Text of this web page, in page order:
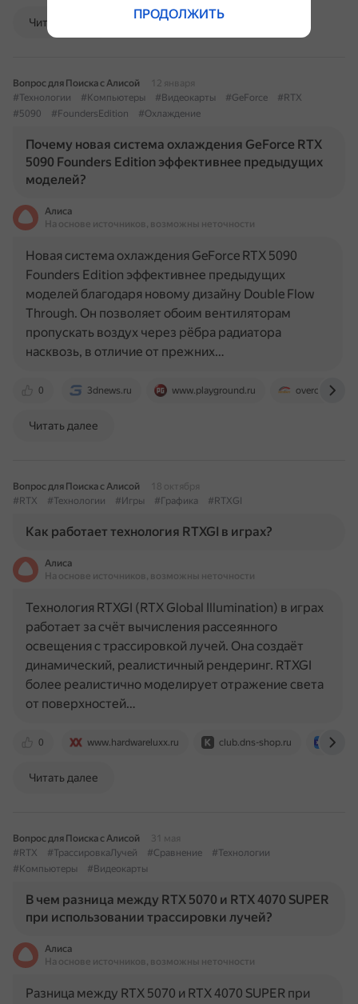
Читать далее
Вопрос для Поиска с Алисой
12 января
#Технологии
#Компьютеры #Видеокарты #GeForce
#RTX
#5090
#FoundersEdition #Охлаждение
Почему новая система охлаждения GeForce RTX
5090 Founders Edition эффективнее предыдущих
моделей?
Алиса
На основе источников, возможны неточности
0 3dnews.ru www.playground.ru
Новая система охлаждения GeForce RTX 5090
Founders Edition эффективнее предыдущих
моделей благодаря новому дизайну Double Flow
Through. Он позволяет обоим вентиляторам
пропускать воздух через рёбра радиатора
насквозь, в отличие от прежних…
Читать далее
Вопрос для Поиска с Алисой
18 октября
#RTX
#Технологии #Игры #Графика #RTXGI
Как работает технология RTXGI в играх?
Алиса
На основе источников, возможны неточности
0 www.hardwareluxx.ru club.dns-shop.ru
Технология RTXGI (RTX Global Illumination) в играх
работает за счёт вычисления рассеянного
освещения с трассировкой лучей. Она создаёт
динамический, реалистичный рендеринг. RTXGI
более реалистично моделирует отражение света
от поверхностей…
Читать далее
Вопрос для Поиска с Алисой
31 мая
#RTX
#ТрассировкаЛучей #Сравнение
#Технологии
#Компьютеры
#Видеокарты
В чем разница между RTX 5070 и RTX 4070 SUPER
при использовании трассировки лучей?
Алиса
На основе источников, возможны неточности
Разница между RTX 5070 и RTX 4070 SUPER при
ПРОДОЛЖИТЬ